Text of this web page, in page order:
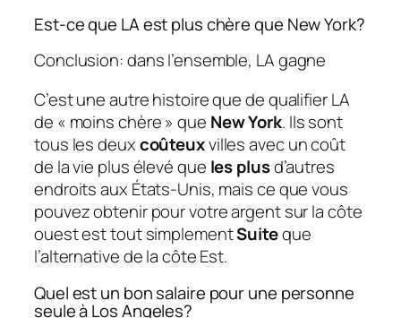
Est-ce que LA est plus chère que New York?
Conclusion: dans l’ensemble, LA gagne
C’est une autre histoire que de qualifier LA
de « moins chère » que New York. Ils sont
tous les deuxcoûteuxvilles avec un coût
de la vie plus élevé que les plusd’autres
endroits aux États-Unis, mais ce que vous
pouvez obtenir pour votre argent sur la côte
ouest est tout simplementSuiteque
l’alternative de la côte Est.
Quel est un bon salaire pour une personne
seule à Los Angeles?